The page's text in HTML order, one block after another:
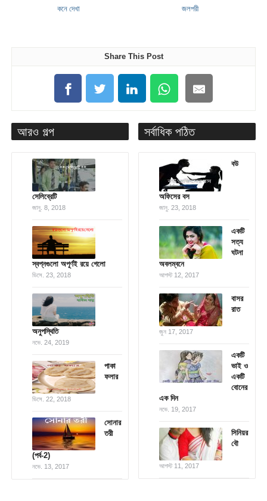
কনে দেখা জলপরী
Share This Post
আরও গল্প
সেলিব্রেটি
জানু. 8, 2018
স্বপ্নগুলো অপূর্ণই রয়ে গেলো
ডিসে. 23, 2018
অনুপস্থিতি
নভে. 24, 2019
পাকা
ফলার
ডিসে. 22, 2018
সোনার
তরী
(পর্ব-2)
নভে. 13, 2017
সর্বাধিক পঠিত
বউ
অফিসের বস
জানু. 23, 2018
একটি
সত্য
ঘটনা
অবলম্বনে
আগস্ট 12, 2017
বাসর
রাত
জুন 17, 2017
একটি
ভাই ও
একটি
বোনের
এক দিন
নভে. 19, 2017
সিনিয়র
বৌ
আগস্ট 11, 2017